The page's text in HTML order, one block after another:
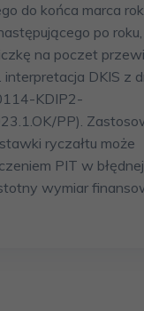
do końca marca
po
na poczet
DKIS z
KDIP2-
PP).
ryczałtu może
PIT w
wymiar